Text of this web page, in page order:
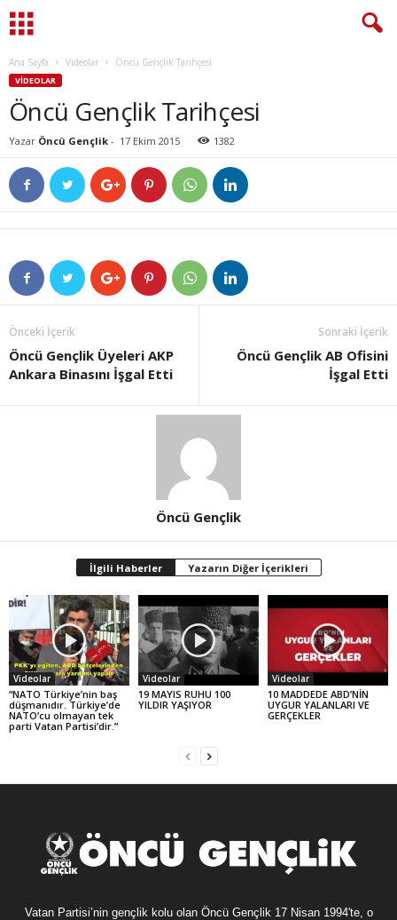
Ana Sayfa Videolar Öncü Gençlik Tarihçesi
VIDEOLAR
Öncü Gençlik Tarihçesi
Yazar Öncü Gençlik - 17 Ekim 2015 1382
Önceki İçerik
Öncü Gençlik Üyeleri AKP
Ankara Binasını İşgal Etti
Sonraki İçerik
Öncü Gençlik AB Ofisini
İşgal Etti
Öncü Gençlik
İlgili Haberler Yazarın Diğer İçerikleri
Videolar
“NATO Türkiye’nin baş
düşmanıdır. Türkiye’de
NATO’cu olmayan tek
parti Vatan Partisi’dir.”
Videolar
19 MAYIS RUHU 100
YILDIR YAŞIYOR
Videolar
10 MADDEDE ABD’NİN
UYGUR YALANLARI VE
GERÇEKLER
Vatan Partisi’nin gençlik kolu olan Öncü Gençlik 17 Nisan 1994'te, o